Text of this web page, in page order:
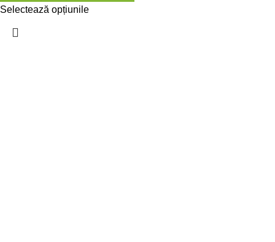
Selectează opțiunile